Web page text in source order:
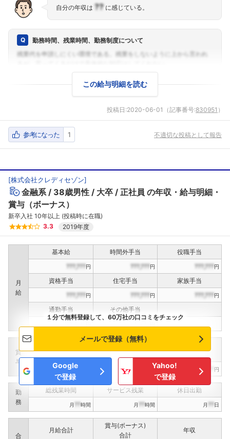
自分の年収は ??に感じている。
勤務時間、残業時間、勤務制度について
この給与明細を読む
投稿日:2020-06-01 （記事番号:830951 ）
参考になった 1 不適切な投稿として報告
[株式会社クレディセゾン]
金融系 38歳男性 大卒 正社員 の年収・給与明細・
賞与（ボーナス）
新卒入社 10年以上 (投稿時に在職)
3.3
2019年度
月
給
基本給 時間外手当
役職手当
???,???円 ???,???円 ???,???円
資格手当 住宅手当
家族手当
???,???円 ???,???円 ???,???円
通勤手当
その他手当
賞
与
インセンティブ賞与
決算賞与
???,??? ???,??? 円 ???,??? 円
勤
務
総残業時間 サービス残業 休日出勤
月 ??時間 月 ??時間 月 ??日
合
月給合計
賞与(ボーナス)
合計
年収
１分で無料登録して、60万社の口コミをチェック
メールで登録（無料）
Google
で登録
Yahoo!
で登録